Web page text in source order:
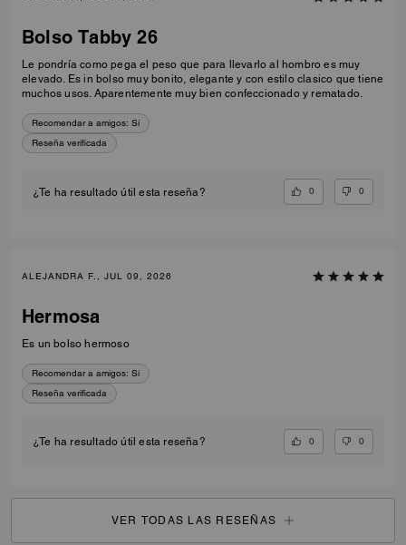
Bolso Tabby 26
Le pondría como pega el peso que para llevarlo al hombro es muy
elevado. Es in bolso muy bonito, elegante y con estilo clasico que tiene
muchos usos. Aparentemente muy bien confeccionado y rematado.
Recomendar a amigos: Sí
Reseña verificada
¿Te ha resultado útil esta reseña? 0 0
ALEJANDRA F., JUL 09, 2026
Hermosa
Es un bolso hermoso
Recomendar a amigos: Sí
Reseña verificada
¿Te ha resultado útil esta reseña? 0 0
VER TODAS LAS RESEÑAS